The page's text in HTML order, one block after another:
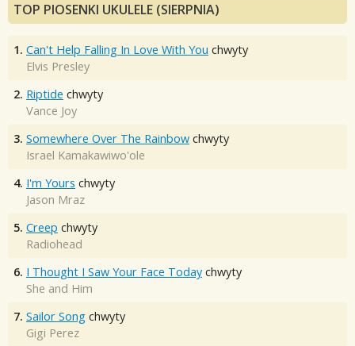
TOP PIOSENKI UKULELE (SIERPNIA)
1. Can't Help Falling In Love With You chwyty
Elvis Presley
2. Riptide chwyty
Vance Joy
3. Somewhere Over The Rainbow chwyty
Israel Kamakawiwo'ole
4. I'm Yours chwyty
Jason Mraz
5. Creep chwyty
Radiohead
6. I Thought I Saw Your Face Today chwyty
She and Him
7. Sailor Song chwyty
Gigi Perez